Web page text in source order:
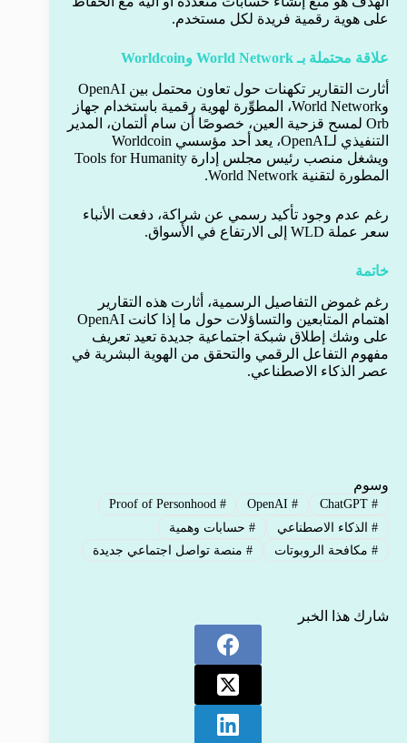
على هوية رقمية فريدة لكل مستخدم.
علاقة محتملة بـ World Network وWorldcoin
أثارت التقارير تكهنات حول تعاون محتمل بين OpenAI
وWorld Network، المطوِّرة لهوية رقمية باستخدام جهاز
Orb لمسح قزحية العين، خصوصًا أن سام ألتمان، المدير
التنفيذي لـOpenAI، يعد أحد مؤسسي Worldcoin
ويشغل منصب رئيس مجلس إدارة Tools for Humanity
المطورة لتقنية World Network.
رغم عدم وجود تأكيد رسمي عن شراكة، دفعت الأنباء
سعر عملة WLD إلى الارتفاع في الأسواق.
خاتمة
رغم غموض التفاصيل الرسمية، أثارت هذه التقارير
اهتمام المتابعين والتساؤلات حول ما إذا كانت OpenAI
على وشك إطلاق شبكة اجتماعية جديدة تعيد تعريف
مفهوم التفاعل الرقمي والتحقق من الهوية البشرية في
عصر الذكاء الاصطناعي.
وسوم
#
ChatGPT
#
OpenAI
#
Proof of Personhood
#الذكاء الاصطناعي #حسابات وهمية
#مكافحة الروبوتات #منصة تواصل اجتماعي جديدة
شارك هذا الخبر